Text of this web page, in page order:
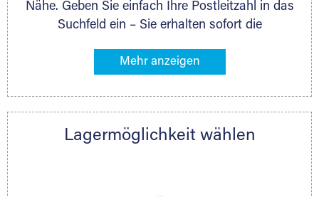
Nähe. Geben Sie einfach Ihre Postleitzahl in das
Suchfeld ein – Sie erhalten sofort die
Lagermöglichkeiten in Ihrer Nähe. An zahlreichen
direkt online mieten. Gibt es Extraraum noch
nächstgelegenen Partner und besprechen alles
Lagermöglichkeit wählen